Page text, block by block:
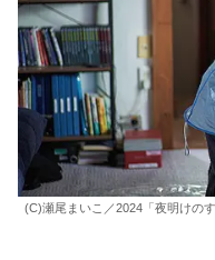
(C)瀬尾まいこ／2024「夜明けの